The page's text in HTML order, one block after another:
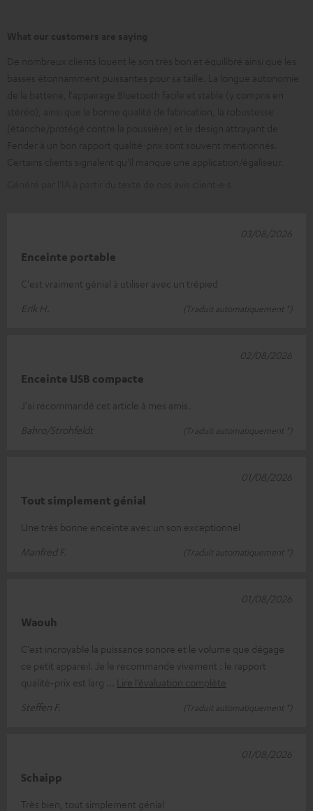
Enceinte portable
C'est vraiment génial à utiliser avec un trépied
Erik H.
(Traduit automatiquement *)
03/08/2026
Enceinte USB compacte
J'ai recommandé cet article à mes amis.
Bahro/Strohfeldt
(Traduit automatiquement *)
02/08/2026
Tout simplement génial
Une très bonne enceinte avec un son exceptionnel
Manfred F.
(Traduit automatiquement *)
01/08/2026
Waouh
C'est incroyable la puissance sonore et le volume que dégage
ce petit appareil. Je le recommande vivement : le rapport
qualité-prix est larg
Lire l’évaluation complète
Steffen F.
(Traduit automatiquement *)
01/08/2026
Schaipp
Très bien, tout simplement génial
01/08/2026